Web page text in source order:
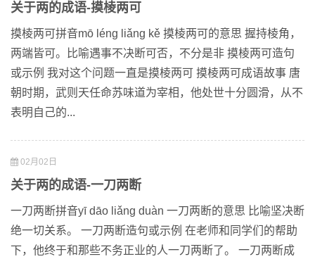
关于两的成语-摸棱两可
摸棱两可拼音mō léng liǎng kě 摸棱两可的意思 握持棱角，
两端皆可。比喻遇事不决断可否，不分是非 摸棱两可造句
或示例 我对这个问题一直是摸棱两可 摸棱两可成语故事 唐
朝时期，武则天任命苏味道为宰相，他处世十分圆滑，从不
表明自己的...
02月02日
关于两的成语-一刀两断
一刀两断拼音yī dāo liǎng duàn 一刀两断的意思 比喻坚决断
绝一切关系。 一刀两断造句或示例 在老师和同学们的帮助
下，他终于和那些不务正业的人一刀两断了。 一刀两断成